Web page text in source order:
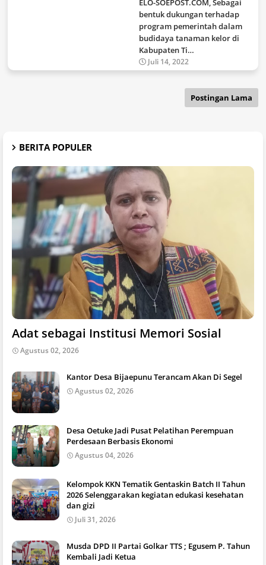
ELO-SOEPOST.COM, Sebagai
bentuk dukungan terhadap
program pemerintah dalam
budidaya tanaman kelor di
Kabupaten Ti…
Juli 14, 2022
Postingan Lama
BERITA POPULER
Adat sebagai Institusi Memori Sosial
Agustus 02, 2026
Kantor Desa Bijaepunu Terancam Akan Di Segel
Agustus 02, 2026
Desa Oetuke Jadi Pusat Pelatihan Perempuan
Perdesaan Berbasis Ekonomi
Agustus 04, 2026
Kelompok KKN Tematik Gentaskin Batch II Tahun
2026 Selenggarakan kegiatan edukasi kesehatan
dan gizi
Juli 31, 2026
Musda DPD II Partai Golkar TTS ; Egusem P. Tahun
Kembali Jadi Ketua